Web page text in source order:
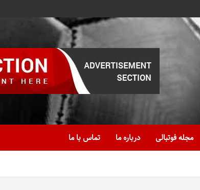
مجله فوتبالی درباره ما تماس با ما